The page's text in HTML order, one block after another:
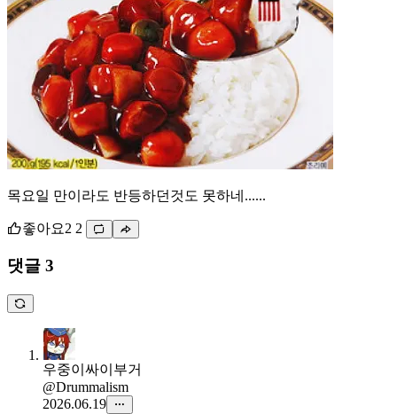
목요일 만이라도 반등하던것도 못하네......
좋아요2 2
댓글 3
우중이싸이부거
@Drummalism
2026.06.19